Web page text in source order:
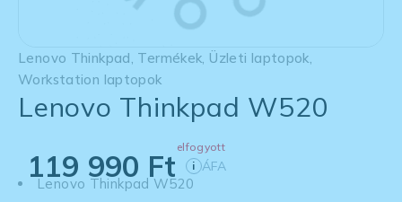
Lenovo Thinkpad Termékek Üzleti laptopok
Workstation laptopok
Lenovo Thinkpad W520
elfogyott
119 990 Ft i ÁFA
Lenovo Thinkpad W520